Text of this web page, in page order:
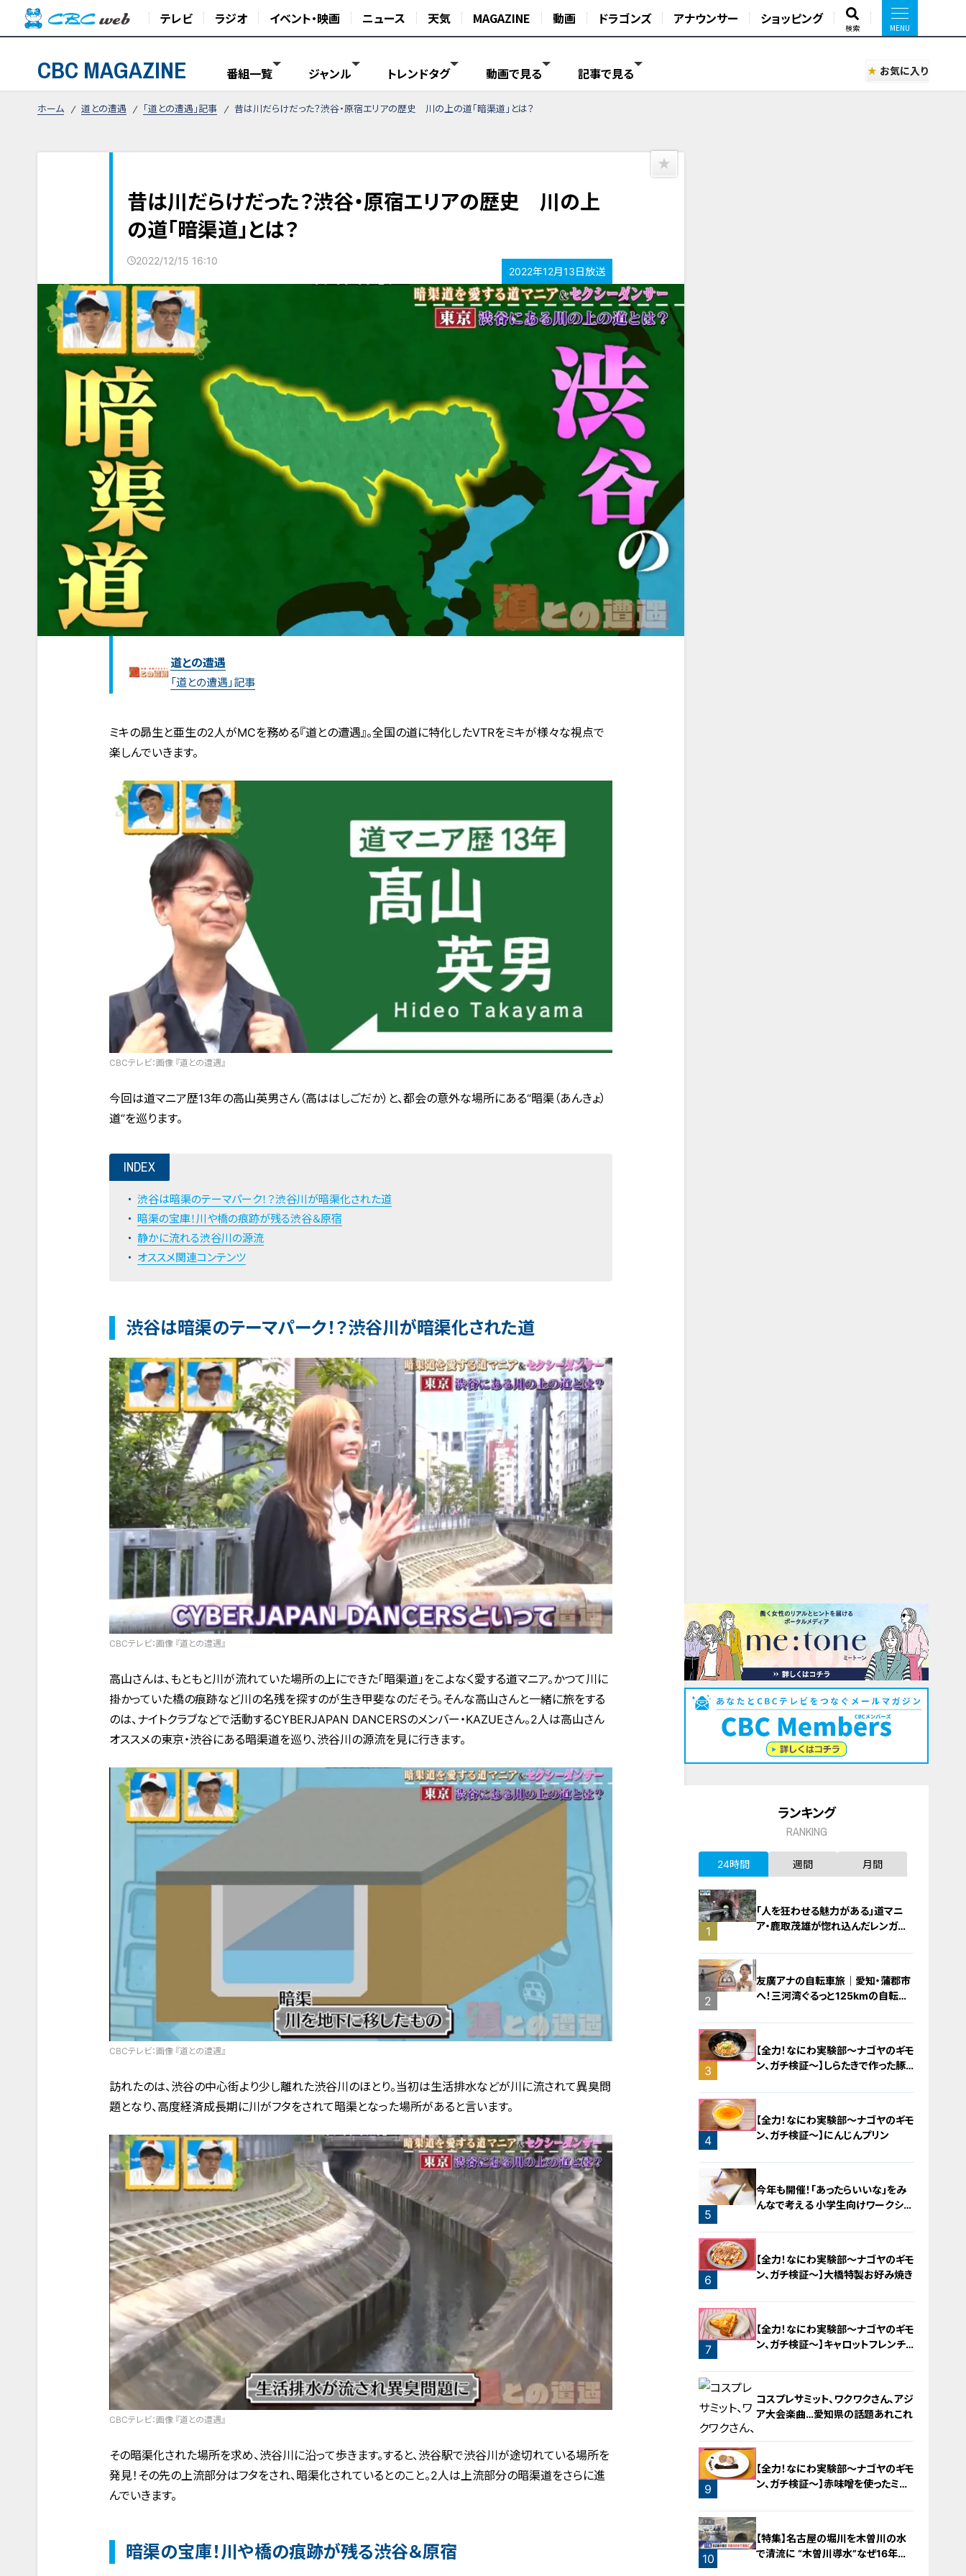
テレビ ラジオ イベント・映画 ニュース 天気 MAGAZINE 動画 ドラゴンズ アナウンサー ショッピング
検索
CBC MAGAZINE 番組一覧 ジャンル トレンドタグ 動画で見る 記事で見る お気に入り
ホーム 道との遭遇 「道との遭遇」記事 昔は川だらけだった？渋谷・原宿エリアの歴史 川の上の道「暗渠道」とは？
昔は川だらけだった？渋谷・原宿エリアの歴史 川の上
の道「暗渠道」とは？
2022/12/15 16:10
2022年12月13日放送
道との遭遇
「道との遭遇」記事
ミキの昴生と亜生の2人がMCを務める『道との遭遇』。全国の道に特化したVTRをミキが様々な視点で
楽しんでいきます。
CBCテレビ：画像 『道との遭遇』
今回は道マニア歴13年の高山英男さん（高ははしごだか）と、都会の意外な場所にある“暗渠（あんきょ）
道”を巡ります。
INDEX
渋谷は暗渠のテーマパーク！？渋谷川が暗渠化された道
暗渠の宝庫！川や橋の痕跡が残る渋谷＆原宿
静かに流れる渋谷川の源流
オススメ関連コンテンツ
渋谷は暗渠のテーマパーク！？渋谷川が暗渠化された道
CBCテレビ：画像 『道との遭遇』
高山さんは、もともと川が流れていた場所の上にできた「暗渠道」をこよなく愛する道マニア。かつて川に
掛かっていた橋の痕跡など川の名残を探すのが生き甲斐なのだそう。そんな高山さんと一緒に旅をする
のは、ナイトクラブなどで活動するCYBERJAPAN DANCERSのメンバー・KAZUEさん。2人は高山さん
オススメの東京・渋谷にある暗渠道を巡り、渋谷川の源流を見に行きます。
CBCテレビ：画像 『道との遭遇』
訪れたのは、渋谷の中心街より少し離れた渋谷川のほとり。当初は生活排水などが川に流されて異臭問
題となり、高度経済成長期に川がフタをされて暗渠となった場所があると言います。
CBCテレビ：画像 『道との遭遇』
その暗渠化された場所を求め、渋谷川に沿って歩きます。すると、渋谷駅で渋谷川が途切れている場所を
発見！その先の上流部分はフタをされ、暗渠化されているとのこと。2人は上流部分の暗渠道をさらに進
んでいきます。
暗渠の宝庫！川や橋の痕跡が残る渋谷＆原宿
ランキング
RANKING
24時間 週間 月間
1
「人を狂わせる魅力がある」道マニ
ア・鹿取茂雄が惚れ込んだレンガの
2
友廣アナの自転車旅｜愛知・蒲郡市
へ！三河湾ぐるっと125kmの自転車
3
【全力！なにわ実験部～ナゴヤのギモ
ン、ガチ検証～】しらたきで作った豚
4
【全力！なにわ実験部～ナゴヤのギモ
ン、ガチ検証～】にんじんプリン
5
今年も開催！「あったらいいな」をみ
んなで考える 小学生向けワークショ
6
【全力！なにわ実験部～ナゴヤのギモ
ン、ガチ検証～】大橋特製お好み焼き
7
【全力！なにわ実験部～ナゴヤのギモ
ン、ガチ検証～】キャロットフレンチ
8
コスプレサミット、ワクワクさん、アジ
ア大会楽曲…愛知県の話題あれこれ
9
【全力！なにわ実験部～ナゴヤのギモ
ン、ガチ検証～】赤味噌を使ったミル
10
【特集】名古屋の堀川を木曽川の水
で清流に “木曽川導水”なぜ16年ぶ